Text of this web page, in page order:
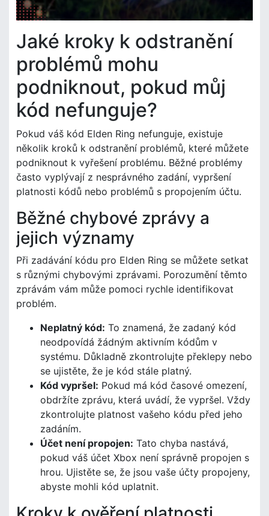
Jaké kroky k odstranění
problémů mohu
podniknout, pokud můj
kód nefunguje?
Pokud váš kód Elden Ring nefunguje, existuje
několik kroků k odstranění problémů, které můžete
podniknout k vyřešení problému. Běžné problémy
často vyplývají z nesprávného zadání, vypršení
platnosti kódů nebo problémů s propojením účtu.
Běžné chybové zprávy a
jejich významy
Při zadávání kódu pro Elden Ring se můžete setkat
s různými chybovými zprávami. Porozumění těmto
zprávám vám může pomoci rychle identifikovat
problém.
Neplatný kód: To znamená, že zadaný kód
neodpovídá žádným aktivním kódům v
systému. Důkladně zkontrolujte překlepy nebo
se ujistěte, že je kód stále platný.
Kód vypršel: Pokud má kód časové omezení,
obdržíte zprávu, která uvádí, že vypršel. Vždy
zkontrolujte platnost vašeho kódu před jeho
zadáním.
Účet není propojen: Tato chyba nastává,
pokud váš účet Xbox není správně propojen s
hrou. Ujistěte se, že jsou vaše účty propojeny,
abyste mohli kód uplatnit.